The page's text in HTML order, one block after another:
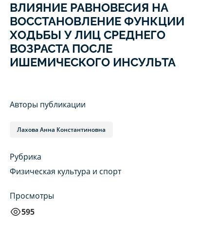
ВЛИЯНИЕ РАВНОВЕСИЯ НА
ВОССТАНОВЛЕНИЕ ФУНКЦИИ
ХОДЬБЫ У ЛИЦ СРЕДНЕГО
ВОЗРАСТА ПОСЛЕ
ИШЕМИЧЕСКОГО ИНСУЛЬТА
Авторы публикации
Лахова Анна Константиновна
Рубрика
Физическая культура и спорт
Просмотры
595